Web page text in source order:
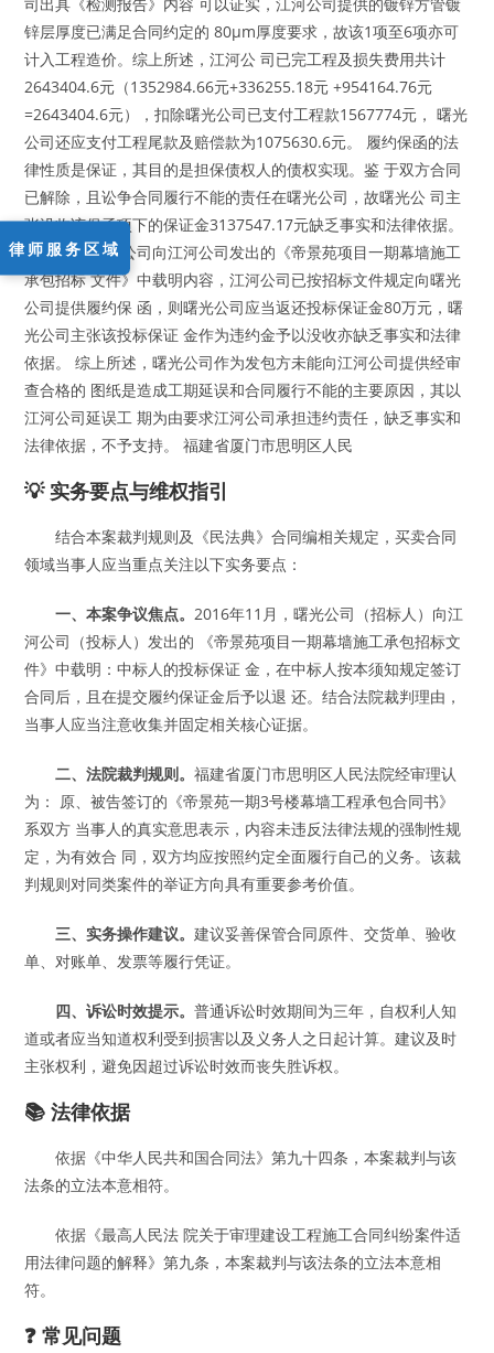
锌层厚度已满足合同约定的 80μm厚度要求，故该1项至6项亦可
计入工程造价。综上所述，江河公 司已完工程及损失费用共计
2643404.6元（1352984.66元+336255.18元 +954164.76元
=2643404.6元），扣除曙光公司已支付工程款1567774元， 曙光
公司还应支付工程尾款及赔偿款为1075630.6元。 履约保函的法
律性质是保证，其目的是担保债权人的债权实现。鉴 于双方合同
已解除，且讼争合同履行不能的责任在曙光公司，故曙光公 司主
张没收该保函项下的保证金3137547.17元缺乏事实和法律依据。
根 据上述曙光公司向江河公司发出的《帝景苑项目一期幕墙施工
承包招标 文件》中载明内容，江河公司已按招标文件规定向曙光
公司提供履约保 函，则曙光公司应当返还投标保证金80万元，曙
光公司主张该投标保证 金作为违约金予以没收亦缺乏事实和法律
依据。 综上所述，曙光公司作为发包方未能向江河公司提供经审
查合格的 图纸是造成工期延误和合同履行不能的主要原因，其以
江河公司延误工 期为由要求江河公司承担违约责任，缺乏事实和
法律依据，不予支持。 福建省厦门市思明区人民
💡 实务要点与维权指引
结合本案裁判规则及《民法典》合同编相关规定，买卖合同
领域当事人应当重点关注以下实务要点：
一、本案争议焦点。2016年11月，曙光公司（招标人）向江
河公司（投标人）发出的 《帝景苑项目一期幕墙施工承包招标文
件》中载明：中标人的投标保证 金，在中标人按本须知规定签订
合同后，且在提交履约保证金后予以退 还。结合法院裁判理由，
当事人应当注意收集并固定相关核心证据。
二、法院裁判规则。福建省厦门市思明区人民法院经审理认
为： 原、被告签订的《帝景苑一期3号楼幕墙工程承包合同书》
系双方 当事人的真实意思表示，内容未违反法律法规的强制性规
定，为有效合 同，双方均应按照约定全面履行自己的义务。该裁
判规则对同类案件的举证方向具有重要参考价值。
三、实务操作建议。建议妥善保管合同原件、交货单、验收
单、对账单、发票等履行凭证。
四、诉讼时效提示。普通诉讼时效期间为三年，自权利人知
道或者应当知道权利受到损害以及义务人之日起计算。建议及时
主张权利，避免因超过诉讼时效而丧失胜诉权。
📚 法律依据
依据《中华人民共和国合同法》第九十四条，本案裁判与该
法条的立法本意相符。
依据《最高人民法 院关于审理建设工程施工合同纠纷案件适
用法律问题的解释》第九条，本案裁判与该法条的立法本意相
符。
❓ 常见问题
律师服务区域